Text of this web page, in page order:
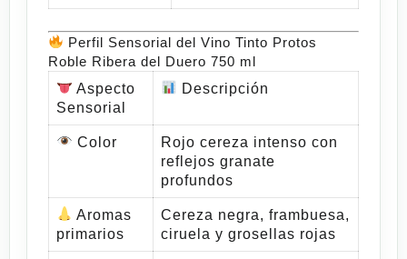
Perfil Sensorial del Vino Tinto Protos
Roble Ribera del Duero 750 ml
Aspecto
Sensorial
Descripción
Color
Rojo cereza intenso con
reflejos granate
profundos
Aromas
primarios
Cereza negra, frambuesa,
ciruela y grosellas rojas